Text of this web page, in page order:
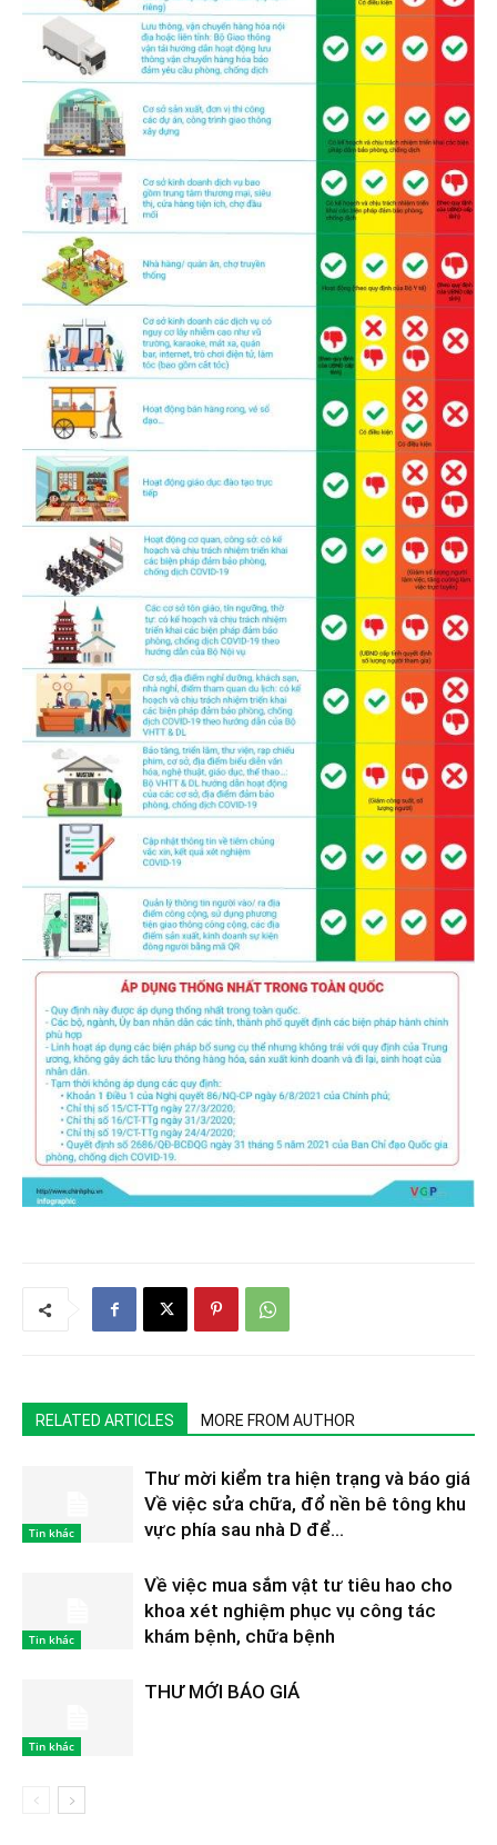
RELATED ARTICLES MORE FROM AUTHOR
Tin khác
Thư mời kiểm tra hiện trạng và báo giá
Về việc sửa chữa, đổ nền bê tông khu
vực phía sau nhà D để...
Tin khác
Về việc mua sắm vật tư tiêu hao cho
khoa xét nghiệm phục vụ công tác
khám bệnh, chữa bệnh
Tin khác
THƯ MỚI BÁO GIÁ